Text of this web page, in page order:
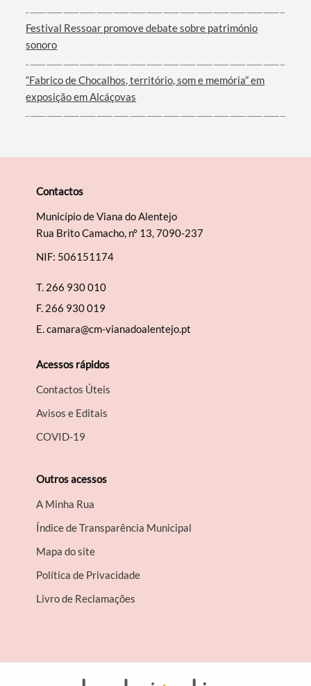
Festival Ressoar promove debate sobre património
sonoro
“Fabrico de Chocalhos, território, som e memória” em
exposição em Alcáçovas
Contactos
Município de Viana do Alentejo
Rua Brito Camacho, nº 13, 7090-237
NIF: 506151174
T. 266 930 010
F. 266 930 019
E.camara@cm-vianadoalentejo.pt
Acessos rápidos
Contactos Úteis
Avisos e Editais
COVID-19
Outros acessos
A Minha Rua
Índice de Transparência Municipal
Mapa do site
Política de Privacidade
Livro de Reclamações